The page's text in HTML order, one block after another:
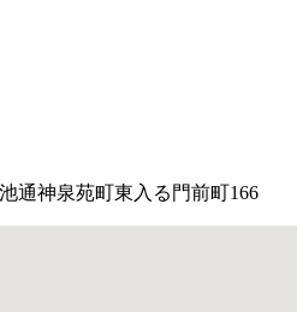
通神泉苑町東入る門前町166